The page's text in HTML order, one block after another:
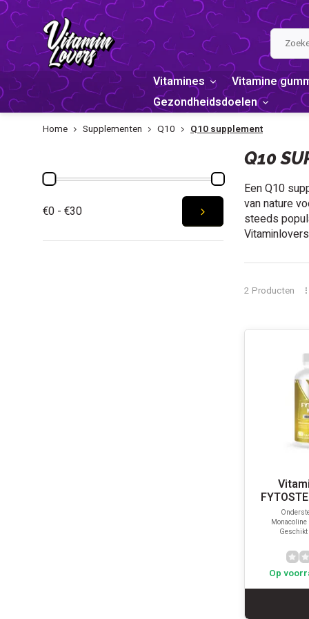
Vitamines
Vitamine
Gezondheidsdoelen
Home Supplementen Q10 Q10 supplement
€0 - €30
Q10
Een Q10
van nature
steeds
2 Producten
Geschikt
Op